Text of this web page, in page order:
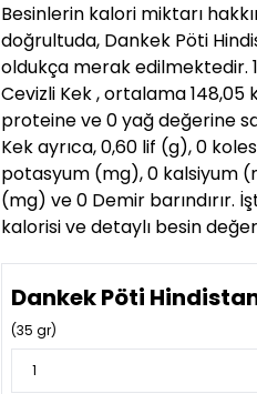
Besinlerin kalori miktarı
doğrultuda, Dankek Pöti
oldukça merak edilmektedir.
Cevizli Kek , ortalama 148,05
proteine ve 0 yağ değerine
Kek ayrıca, 0,60 lif (g), 0
potasyum (mg), 0 kalsiyum
(mg) ve 0 Demir barındırır.
kalorisi ve detaylı besin
Dankek Pöti
(35 gr)